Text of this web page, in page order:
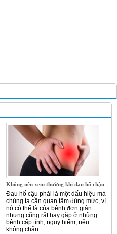
Không nên xem thường khi đau hố chậu
Đau hố cậu phải là một dấu hiệu mà
chúng ta cần quan tâm đúng mức, vì
nó có thể là của bệnh đơn giản
nhưng cũng rất hay gặp ở những
bệnh cấp tính, nguy hiểm, nếu
không chẩn...